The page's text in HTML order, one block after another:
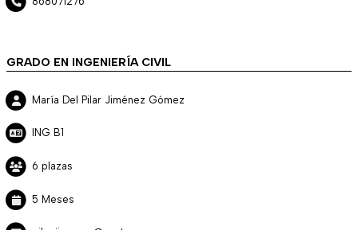
GRADO EN INGENIERÍA CIVIL
María Del Pilar Jiménez Gómez
ING B1
6 plazas
5 Meses